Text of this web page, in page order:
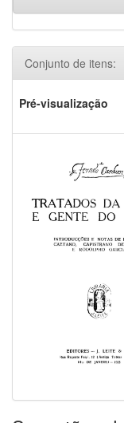
Conjunto de itens:
Pré-visualização